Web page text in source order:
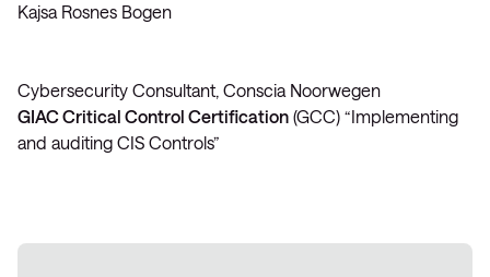
Kajsa Rosnes Bogen
Cybersecurity Consultant, Conscia Noorwegen
GIAC Critical Control Certification (GCC) “Implementing
and auditing CIS Controls”